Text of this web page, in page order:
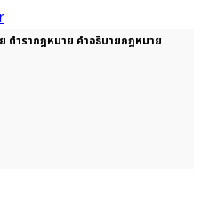
ตำรากฎหมาย คำอธิบายกฎหมาย